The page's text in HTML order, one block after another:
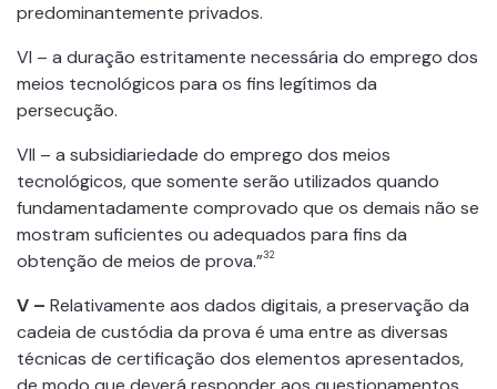
predominantemente privados.
VI – a duração estritamente necessária do emprego dos
meios tecnológicos para os fins legítimos da
persecução.
VII – a subsidiariedade do emprego dos meios
tecnológicos, que somente serão utilizados quando
fundamentadamente comprovado que os demais não se
mostram suficientes ou adequados para fins da
obtenção de meios de prova.”32
V – Relativamente aos dados digitais, a preservação da
cadeia de custódia da prova é uma entre as diversas
técnicas de certificação dos elementos apresentados,